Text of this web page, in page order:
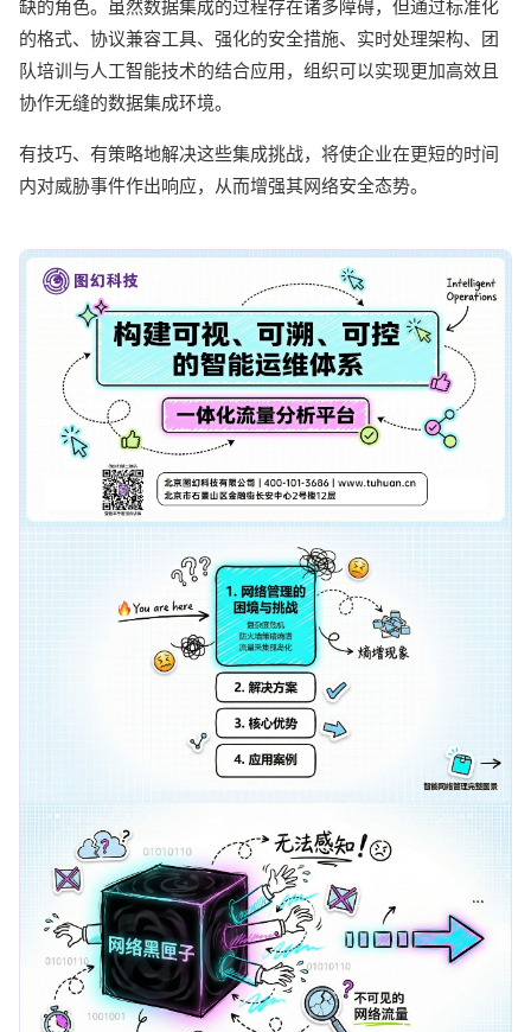
缺的角色。虽然数据集成的过程存在诸多障碍，但通过标准化
的格式、协议兼容工具、强化的安全措施、实时处理架构、团
队培训与人工智能技术的结合应用，组织可以实现更加高效且
协作无缝的数据集成环境。
有技巧、有策略地解决这些集成挑战，将使企业在更短的时间
内对威胁事件作出响应，从而增强其网络安全态势。